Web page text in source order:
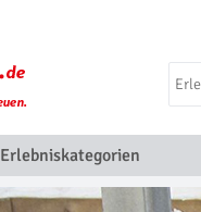
Erlebniskategorien